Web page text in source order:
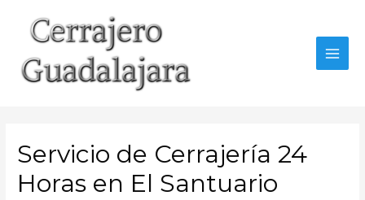
contenido
Servicio de Cerrajería 24
Horas en El Santuario